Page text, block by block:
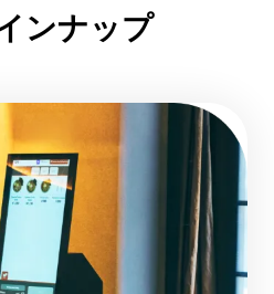
ンナップ